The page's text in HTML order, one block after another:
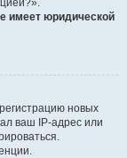
имеет юридической
новых
ваш IP-адрес или